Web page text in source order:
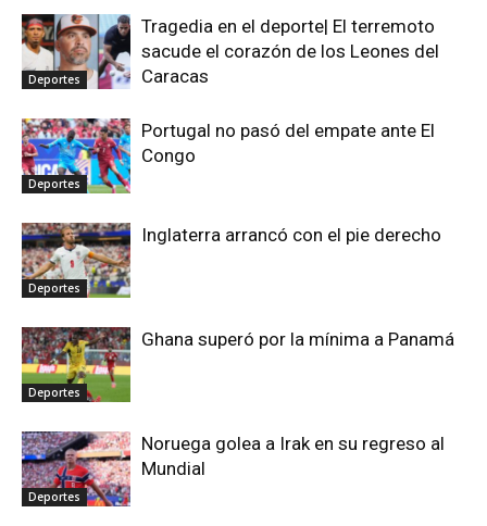
Deportes
Tragedia en el deporte| El terremoto
sacude el corazón de los Leones del
Caracas
Deportes
Portugal no pasó del empate ante El
Congo
Deportes
Inglaterra arrancó con el pie derecho
Deportes
Ghana superó por la mínima a Panamá
Deportes
Noruega golea a Irak en su regreso al
Mundial